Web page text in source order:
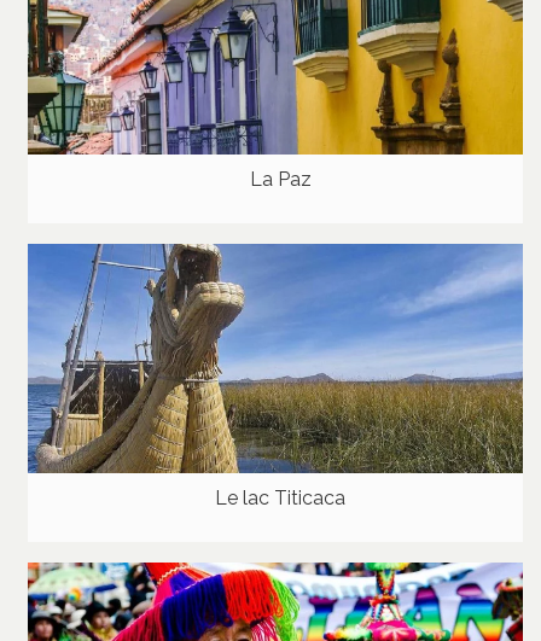
La Paz
Le lac Titicaca